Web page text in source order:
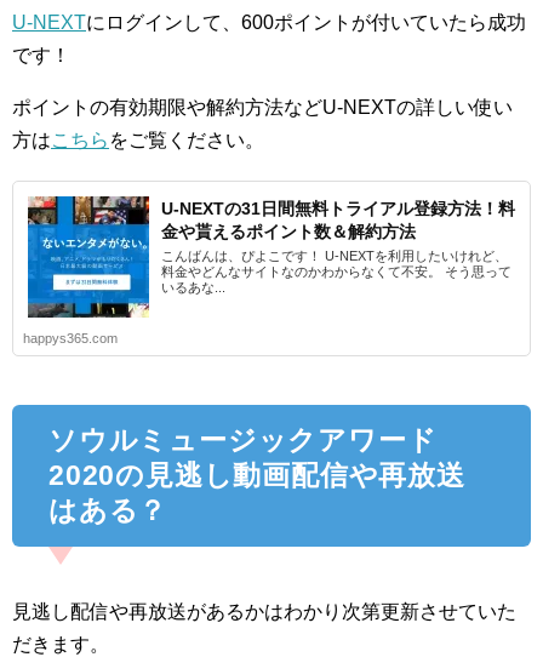
U-NEXTにログインして、600ポイントが付いていたら成功
です！
ポイントの有効期限や解約方法などU-NEXTの詳しい使い
方はこちら をご覧ください。
U-NEXTの31日間無料トライアル登録方法！料
金や貰えるポイント数＆解約方法
こんばんは、ぴよこです！ U-NEXTを利用したいけれど、
料金やどんなサイトなのかわからなくて不安。 そう思って
いるあな...
happys365.com
ソウルミュージックアワード
2020の見逃し動画配信や再放送
はある？
見逃し配信や再放送があるかはわかり次第更新させていた
だきます。